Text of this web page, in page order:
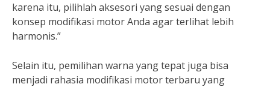
karena itu, pilihlah aksesori yang sesuai dengan
konsep modifikasi motor Anda agar terlihat lebih
harmonis.”
Selain itu, pemilihan warna yang tepat juga bisa
menjadi rahasia modifikasi motor terbaru yang